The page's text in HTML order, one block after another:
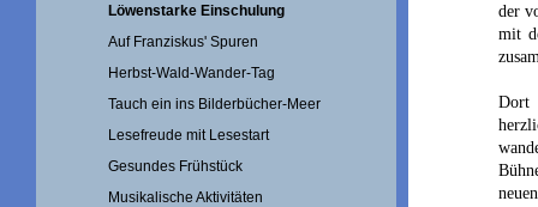
Löwenstarke Einschulung
Auf Franziskus' Spuren
Herbst-Wald-Wander-Tag
Tauch ein ins Bilderbücher-Meer
Lesefreude mit Lesestart
Gesundes Frühstück
Musikalische Aktivitäten
der
mit
Dort